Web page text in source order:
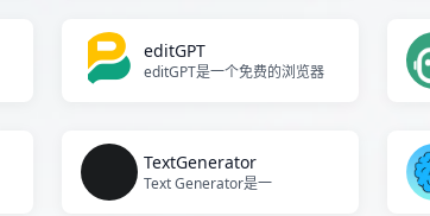
editGPT
editGPT是一个免费的浏览器
TextGenerator
Text Generator是一